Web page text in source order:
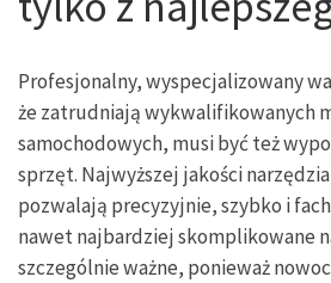
Profesjonalny, wyspecjalizowany
że zatrudniają wykwalifikowanych
samochodowych, musi być też
sprzęt. Najwyższej jakości
pozwalają precyzyjnie, szybko i
nawet najbardziej skomplikowane
szczególnie ważne, ponieważ